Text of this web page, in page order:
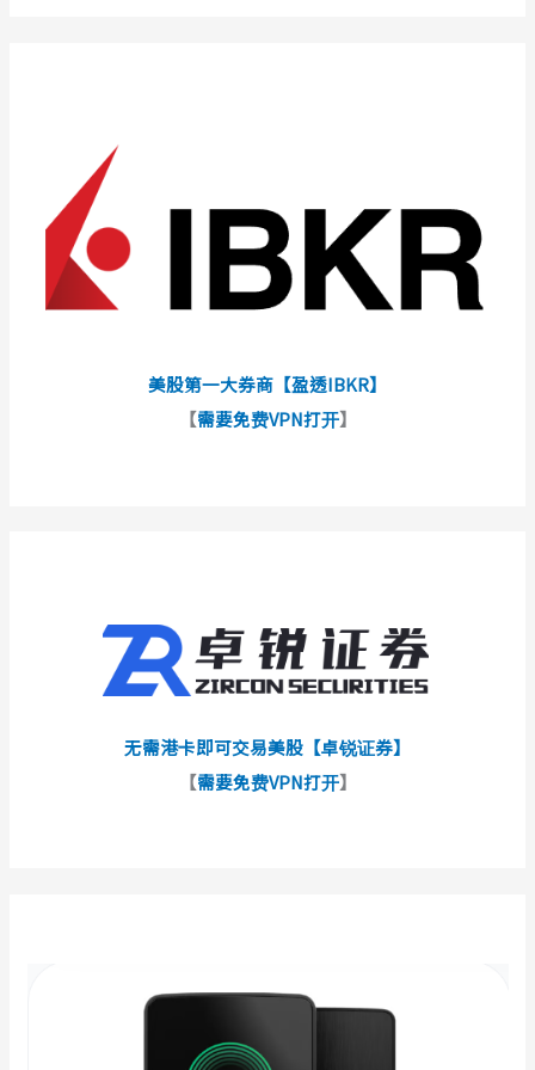
美股第一大券商【盈透IBKR】
【需要免费VPN打开】
无需港卡即可交易美股【卓锐证券】
【需要免费VPN打开】